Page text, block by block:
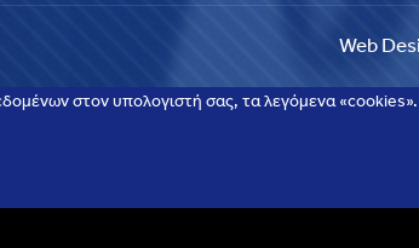
Web
στον υπολογιστή σας, τα λεγόμενα